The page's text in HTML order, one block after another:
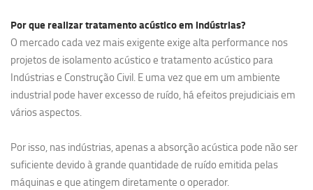
Por que realizar tratamento acústico em indústrias?
O mercado cada vez mais exigente exige alta performance nos
projetos de isolamento acústico e tratamento acústico para
Indústrias e Construção Civil. E uma vez que em um ambiente
industrial pode haver excesso de ruído, há efeitos prejudiciais em
vários aspectos.
Por isso, nas indústrias, apenas a absorção acústica pode não ser
suficiente devido à grande quantidade de ruído emitida pelas
máquinas e que atingem diretamente o operador.